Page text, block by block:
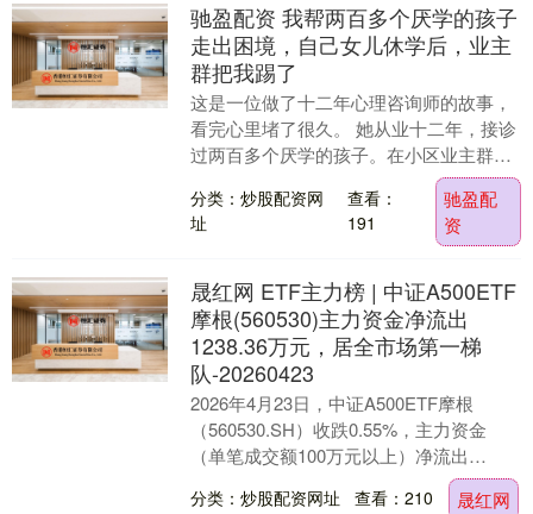
驰盈配资 我帮两百多个厌学的孩子
走出困境，自己女儿休学后，业主
群把我踢了
这是一位做了十二年心理咨询师的故事，
看完心里堵了很久。 她从业十二年，接诊
过两百多个厌学的孩子。在小区业主群
里，她是公认的“教育专家”。谁家孩子不
听话、成绩差，....
分类：炒股配资网
址
查看：
191
驰盈配
资
晟红网 ETF主力榜 | 中证A500ETF
摩根(560530)主力资金净流出
1238.36万元，居全市场第一梯
队-20260423
2026年4月23日，中证A500ETF摩根
（560530.SH）收跌0.55%，主力资金
（单笔成交额100万元以上）净流出
1238.36万元，居全市场第一梯队....
分类：炒股配资网址 查看：210 晟红网